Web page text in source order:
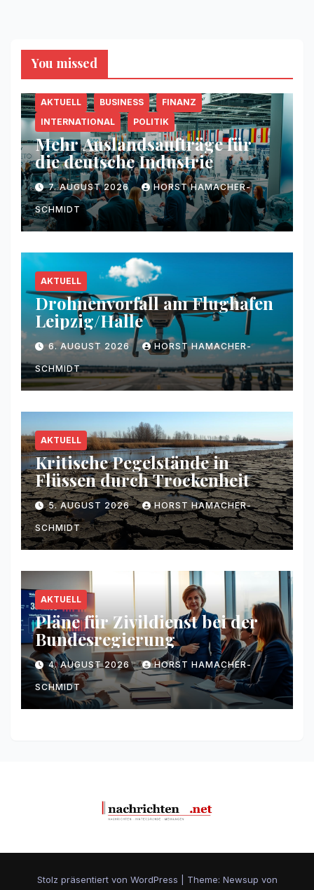
You missed
AKTUELL BUSINESS
FINANZ
INTERNATIONAL
POLITIK
Mehr Auslandsaufträge für
die deutsche Industrie
7. AUGUST 2026 HORST HAMACHER-
SCHMIDT
AKTUELL
Drohnenvorfall am Flughafen
Leipzig/Halle
6. AUGUST 2026 HORST HAMACHER-
SCHMIDT
AKTUELL
Kritische Pegelstände in
Flüssen durch Trockenheit
5. AUGUST 2026 HORST HAMACHER-
SCHMIDT
AKTUELL
Pläne für Zivildienst bei der
Bundesregierung
4. AUGUST 2026 HORST HAMACHER-
SCHMIDT
Stolz präsentiert von WordPress Theme: Newsup von